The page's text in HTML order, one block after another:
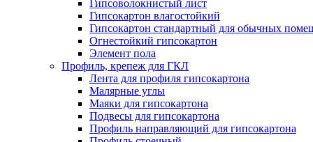
Гипсоволокнистый лист
Гипсокартон влагостойкий
Гипсокартон стандартный для обычных
Огнестойкий гипсокартон
Элемент пола
Профиль, крепеж для ГКЛ
Лента для профиля гипсокартона
Малярные углы
Маяки для гипсокартона
Подвесы для гипсокартона
Профиль направляющий для гипсокартона